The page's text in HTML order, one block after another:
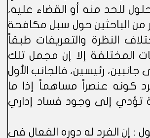
للحد منه أو القضاء عليه،
من الباحثين حول سبل مكافحة
النظرة والتعريفات طبقاً
المختلفة إلا إن مجمل تلك
جانبين، رئيسين، فالجانب الأول
كونه عنصراً مساهماً إذا ما
تؤدي إلى وجود فساد إداري
: إن الفرد له دوره الفعال في